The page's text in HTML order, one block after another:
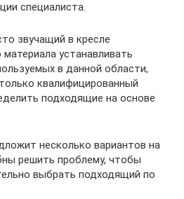
специалиста.
звучащий в кресле
устанавливать
в данной области,
квалифицированный
подходящие на основе
несколько вариантов на
решить проблему, чтобы
выбрать подходящий по